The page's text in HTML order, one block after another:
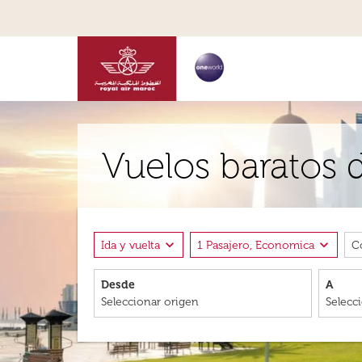
Vuelos baratos
Ida y vuelta expand_more 1 Pasajero, Economica expand_more
Desde A